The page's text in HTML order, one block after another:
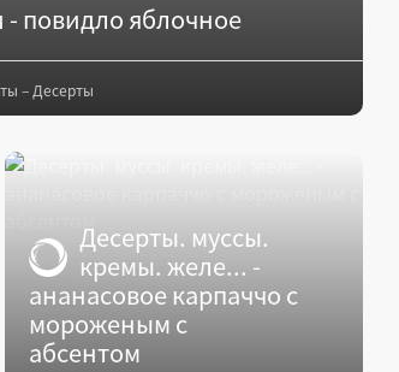
повидло яблочное
– Десерты
Десерты. муссы.
кремы. желе... -
ананасовое карпаччо с
мороженым с
абсентом